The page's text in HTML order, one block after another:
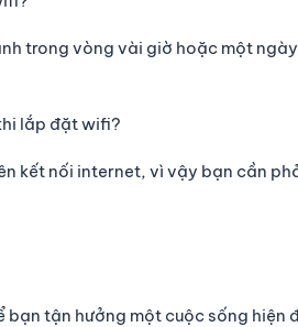
trong vòng vài giờ hoặc một
lắp đặt wifi?
kết nối internet, vì vậy bạn cần
bạn tận hưởng một cuộc sống hiện